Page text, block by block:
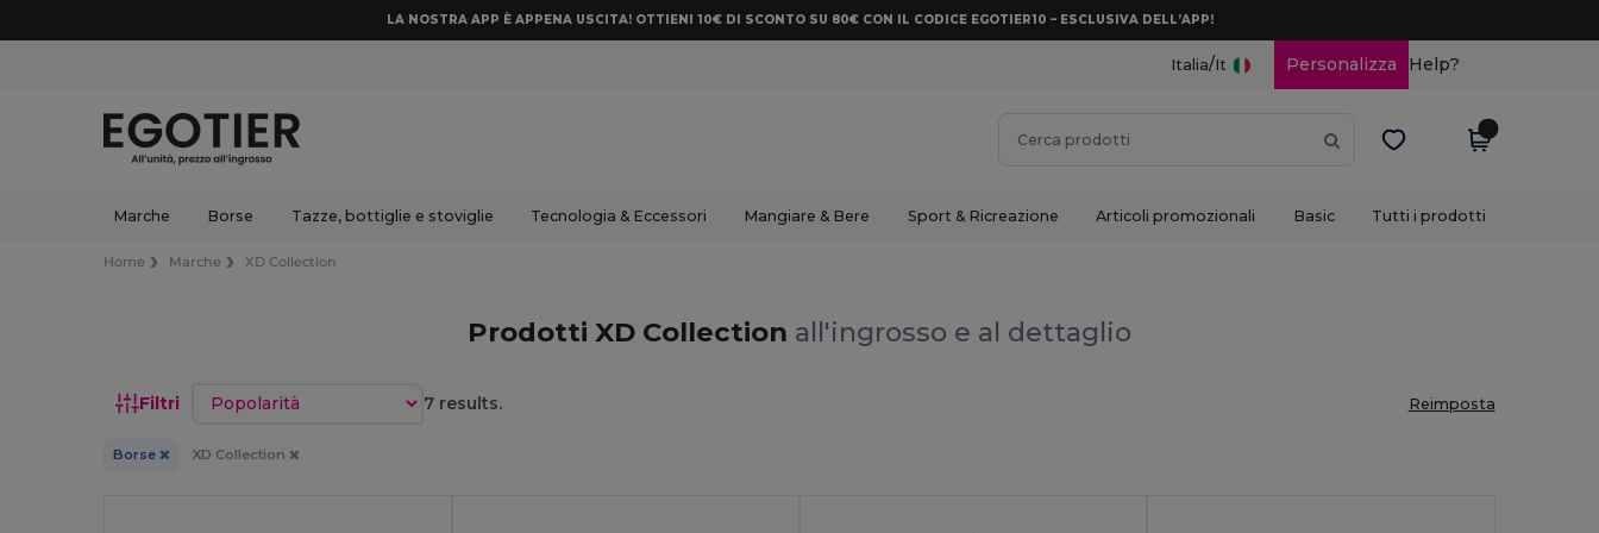
LA NOSTRA APP È APPENA USCITA! OTTIENI 10€ DI SCONTO SU 80€ CON IL CODICE EGOTIER10 – ESCLUSIVA DELL’APP!
Italia/It Personalizza Help?
Marche Borse Tazze, bottiglie e stoviglie Tecnologia & Eccessori Mangiare & Bere Sport & Ricreazione Articoli promozionali Basic Tutti i prodotti
Home Marche XD Collection
Prodotti XD Collection all'ingrosso e al dettaglio
Filtri Ordina per 7 results. Reimposta
Borse XD Collection